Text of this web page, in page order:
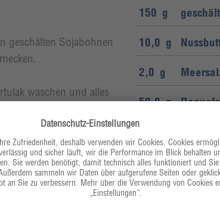
150 g
10,0 g
2,0 g
50,0 g
50,0
geschälten Sojabohnen
waschen und alles